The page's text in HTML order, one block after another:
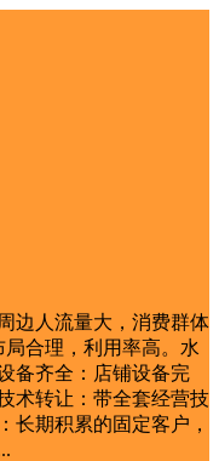
边人流量大，消费群体
合理，利用率高。水
备齐全：店铺设备完
术转让：带全套经营技
长期积累的固定客户，